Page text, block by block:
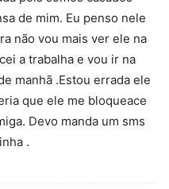
de mim. Eu penso nele
não vou mais ver ele na
a trabalha e vou ir na
manhã .Estou errada ele
que ele me bloqueace
Devo manda um sms
.